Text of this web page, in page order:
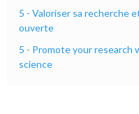
5 - Valoriser sa recherche
ouverte
5 - Promote your research
science